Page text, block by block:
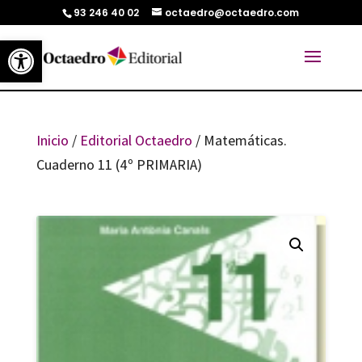
Abrir barra de herramientas
93 246 40 02 octaedro@octaedro.com
Inicio / Editorial Octaedro / Matemáticas.
Cuaderno 11 (4º PRIMARIA)